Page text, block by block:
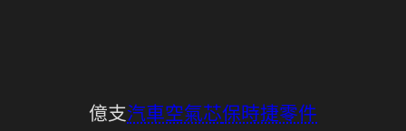
億支汽車空氣芯保時捷零件